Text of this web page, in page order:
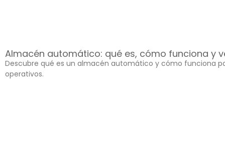
Almacén automático: qué es, cómo funciona y
Descubre qué es un almacén automático y cómo funciona
operativos.